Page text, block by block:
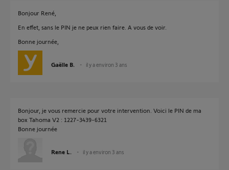
Bonjour René,
En effet, sans le PIN je ne peux rien faire. A vous de voir.
Bonne journée,
Gaëlle B. il y a environ 3 ans
Bonjour, je vous remercie pour votre intervention. Voici le PIN de ma
box Tahoma V2 : 1227-3439-6321
Bonne journée
Rene L. il y a environ 3 ans